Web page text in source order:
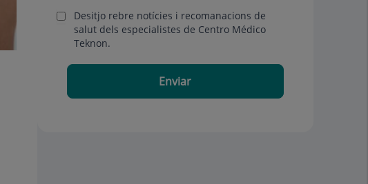
Desitjo rebre notícies i recomanacions de
salut dels especialistes de Centro Médico
Teknon.
Enviar